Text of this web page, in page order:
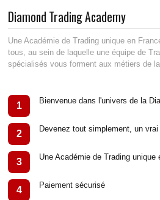
Diamond Trading Academy
Une Académie de Trading unique en
tous, au sein de laquelle une équipe de
spécialisés vous forment aux métiers de la
1 Bienvenue dans l'univers de la
2 Devenez tout simplement, un vrai
3 Une Académie de Trading unique
4 Paiement sécurisé